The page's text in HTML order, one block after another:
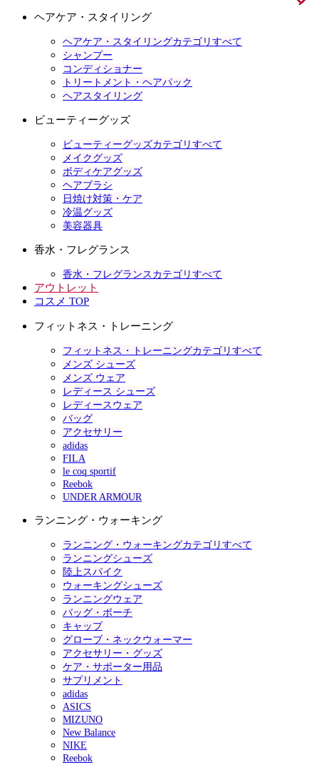
ヘアケア・スタイリング
ヘアケア・スタイリングカテゴリすべて
シャンプー
コンディショナー
トリートメント・ヘアパック
ヘアスタイリング
ビューティーグッズ
ビューティーグッズカテゴリすべて
メイクグッズ
ボディケアグッズ
ヘアブラシ
日焼け対策・ケア
冷温グッズ
美容器具
香水・フレグランス
香水・フレグランスカテゴリすべて
アウトレット
コスメ TOP
フィットネス・トレーニング
フィットネス・トレーニングカテゴリすべて
メンズ シューズ
メンズ ウェア
レディース シューズ
レディースウェア
バッグ
アクセサリー
adidas
FILA
le coq sportif
Reebok
UNDER ARMOUR
ランニング・ウォーキング
ランニング・ウォーキングカテゴリすべて
ランニングシューズ
陸上スパイク
ウォーキングシューズ
ランニングウェア
バッグ・ポーチ
キャップ
グローブ・ネックウォーマー
アクセサリー・グッズ
ケア・サポーター用品
サプリメント
adidas
ASICS
MIZUNO
New Balance
NIKE
Reebok